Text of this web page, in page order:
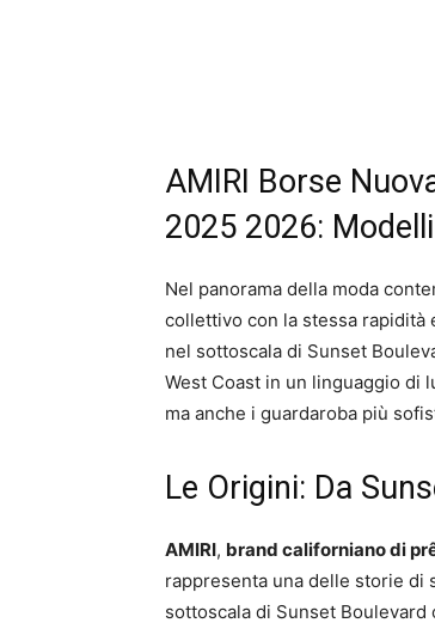
AMIRI Borse
2025 2026:
Nel panorama della moda
collettivo con la stessa rapidità
nel sottoscala di Sunset
West Coast in un linguaggio di
ma anche i guardaroba più
Le Origini: Da
AMIRI, brand californiano di
rappresenta una delle storie di
sottoscala di Sunset